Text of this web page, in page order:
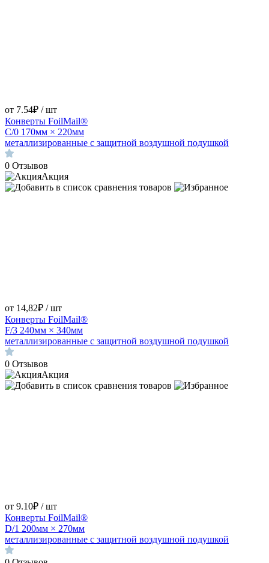
от 7.54₽ / шт
Конверты FoilMail®
С/0 170мм × 220мм
металлизированные с защитной воздушной подушкой
0 Отзывов
Акция
от 14,82₽ / шт
Конверты FoilMail®
F/3 240мм × 340мм
металлизированные с защитной воздушной подушкой
0 Отзывов
Акция
от 9.10₽ / шт
Конверты FoilMail®
D/1 200мм × 270мм
металлизированные с защитной воздушной подушкой